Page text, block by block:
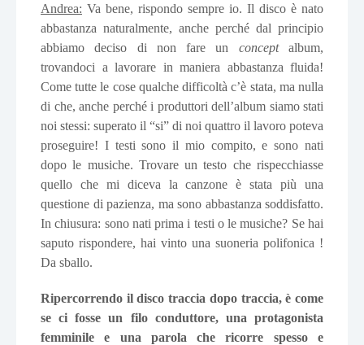
Andrea: Va bene, rispondo sempre io. Il disco è nato
abbastanza naturalmente, anche perché dal principio
abbiamo deciso di non fare un conceptalbum,
trovandoci a lavorare in maniera abbastanza fluida!
Come tutte le cose qualche difficoltà c’è stata, ma nulla
di che, anche perché i produttori dell’album siamo stati
noi stessi: superato il “si” di noi quattro il lavoro poteva
proseguire! I testi sono il mio compito, e sono nati
dopo le musiche. Trovare un testo che rispecchiasse
quello che mi diceva la canzone è stata più una
questione di pazienza, ma sono abbastanza soddisfatto.
In chiusura: sono nati prima i testi o le musiche? Se hai
saputo rispondere, hai vinto una suoneria polifonica !
Da sballo.
Ripercorrendo il disco traccia dopo traccia, è come
se ci fosse un filo conduttore, una protagonista
femminile e una parola che ricorre spesso e